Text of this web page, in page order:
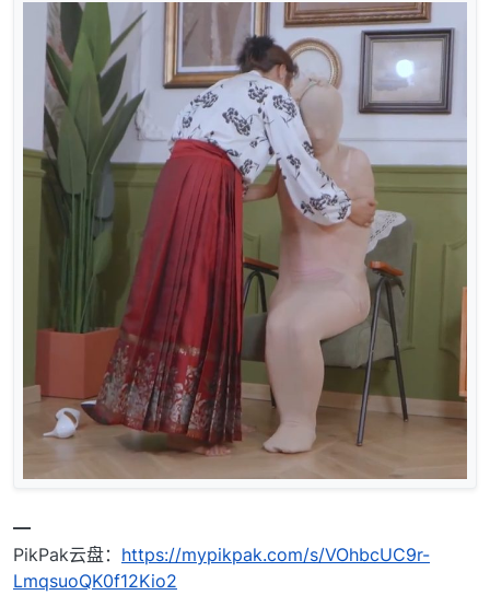
━
PikPak云盘： https://mypikpak.com/s/VOhbcUC9r-
LmqsuoQK0f12Kio2